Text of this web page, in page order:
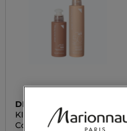
DIEGO DALLA PALMA
KIT CORPO SPF50
Cofanetto Regalo